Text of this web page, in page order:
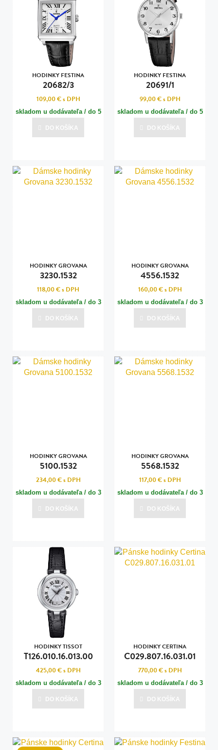
HODINKY FESTINA
20682/3
109,00 €s DPH
skladom u dodávateľa / do 5
dní
Posledná aktualizácia dnes o 13:01
DO KOŠÍKA
HODINKY FESTINA
20691/1
99,00 €s DPH
skladom u dodávateľa / do 5
dní
Posledná aktualizácia dnes o 13:01
DO KOŠÍKA
HODINKY GROVANA
3230.1532
118,00 €s DPH
skladom u dodávateľa / do 3
dní
Posledná aktualizácia dnes o 13:00
DO KOŠÍKA
HODINKY GROVANA
4556.1532
160,00 €s DPH
skladom u dodávateľa / do 3
dní
Posledná aktualizácia dnes o 13:00
DO KOŠÍKA
HODINKY GROVANA
5100.1532
234,00 €s DPH
skladom u dodávateľa / do 3
dní
Posledná aktualizácia dnes o 13:00
DO KOŠÍKA
HODINKY GROVANA
5568.1532
117,00 €s DPH
skladom u dodávateľa / do 3
dní
Posledná aktualizácia dnes o 13:00
DO KOŠÍKA
HODINKY TISSOT
T126.010.16.013.00
425,00 €s DPH
skladom u dodávateľa / do 3
dní
Posledná aktualizácia dnes o 13:00
DO KOŠÍKA
HODINKY CERTINA
C029.807.16.031.01
770,00 €s DPH
skladom u dodávateľa / do 3
dní
Posledná aktualizácia dnes o 13:00
DO KOŠÍKA